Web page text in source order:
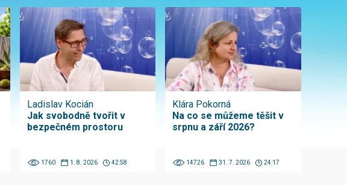
Ladislav Kocián
Jak svobodně tvořit v
bezpečném prostoru
1760 1. 8. 2026 42:58
Klára Pokorná
Na co se můžeme těšit v
srpnu a září 2026?
14726 31. 7. 2026 24:17